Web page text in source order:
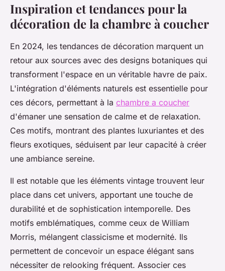
Inspiration et tendances pour la
décoration de la chambre à coucher
En 2024, les tendances de décoration marquent un
retour aux sources avec des designs botaniques qui
transforment l'espace en un véritable havre de paix.
L'intégration d'éléments naturels est essentielle pour
ces décors, permettant à la chambre a coucher
d'émaner une sensation de calme et de relaxation.
Ces motifs, montrant des plantes luxuriantes et des
fleurs exotiques, séduisent par leur capacité à créer
une ambiance sereine.
Il est notable que les éléments vintage trouvent leur
place dans cet univers, apportant une touche de
durabilité et de sophistication intemporelle. Des
motifs emblématiques, comme ceux de William
Morris, mélangent classicisme et modernité. Ils
permettent de concevoir un espace élégant sans
nécessiter de relooking fréquent. Associer ces